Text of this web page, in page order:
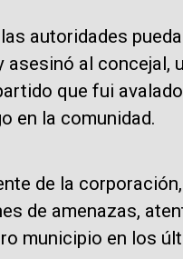
autoridades
asesinó al concejal,
que fui
en la comunidad.
de la
de amenazas,
municipio en los